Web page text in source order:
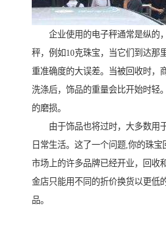
企业使用的电子秤通常是纵的
秤，例如10克珠宝，当它们到达那
重准确度的大误差。当被回收时，
洗涤后，饰品的重量会比开始时轻
的磨损。
由于饰品也将过时，大多数用
日常生活。这了一个问题,你的珠
市场上的许多品牌已经开业，回收
金店只能用不同的折价换货以更低
品。